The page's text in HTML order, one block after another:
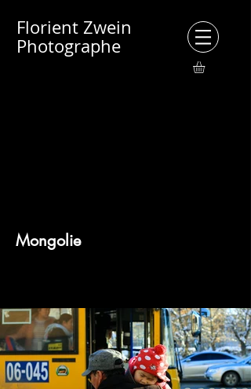
Florient Zwein
Photographe
Mongolie